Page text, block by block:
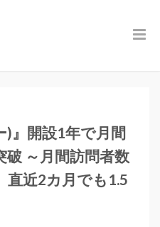
)』開設1年で月間
～月間訪問者数
直近2カ月でも1.5